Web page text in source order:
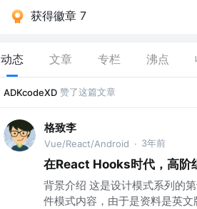
获得徽章 7
动态 文章 专栏 沸点
ADKcodeXD 赞了这篇文章
格致李
Vue/React/Android · 3年前
在React Hooks时代，高阶
背景介绍 这是设计模式系列的
件模式内容，由于是资料是英